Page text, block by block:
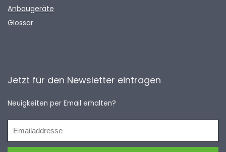
Anbaugeräte
Glossar
Jetzt für den Newsletter eintragen
Neuigkeiten per Email erhalten?